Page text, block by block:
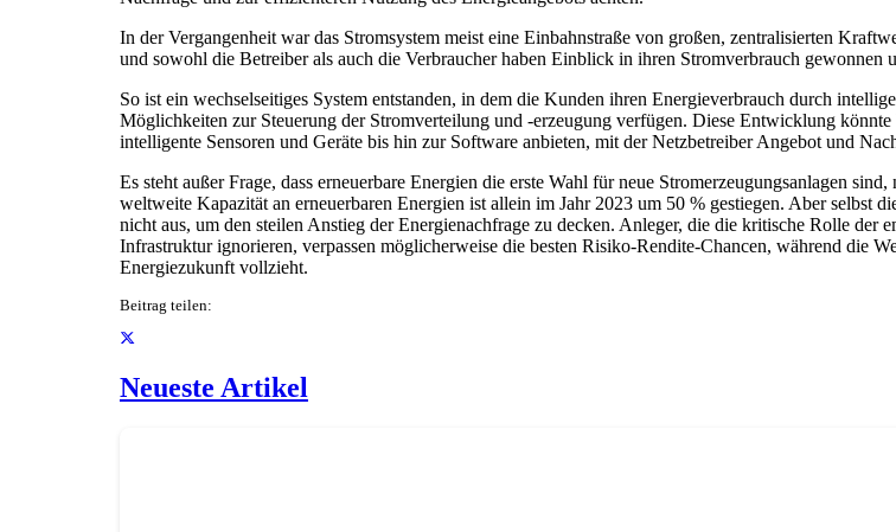
In der Vergangenheit war das Stromsystem meist eine Einbahnstraße von großen, zentralisierten
und sowohl die Betreiber als auch die Verbraucher haben Einblick in ihren Stromverbrauch gewonnen
So ist ein wechselseitiges System entstanden, in dem die Kunden ihren Energieverbrauch durch
Möglichkeiten zur Steuerung der Stromverteilung und -erzeugung verfügen. Diese Entwicklung
intelligente Sensoren und Geräte bis hin zur Software anbieten, mit der Netzbetreiber Angebot und
Es steht außer Frage, dass erneuerbare Energien die erste Wahl für neue Stromerzeugungsanlagen
weltweite Kapazität an erneuerbaren Energien ist allein im Jahr 2023 um 50 % gestiegen. Aber selbst
nicht aus, um den steilen Anstieg der Energienachfrage zu decken. Anleger, die die kritische Rolle der
Infrastruktur ignorieren, verpassen möglicherweise die besten Risiko-Rendite-Chancen, während die
Energiezukunft vollzieht.
Beitrag teilen:
Neueste Artikel